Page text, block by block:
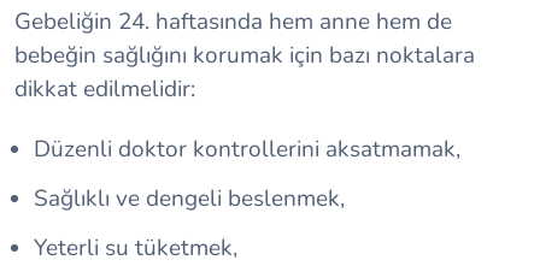
Gebeliğin 24. haftasında hem anne hem de
bebeğin sağlığını korumak için bazı noktalara
dikkat edilmelidir:
Düzenli doktor kontrollerini aksatmamak,
Sağlıklı ve dengeli beslenmek,
Yeterli su tüketmek,